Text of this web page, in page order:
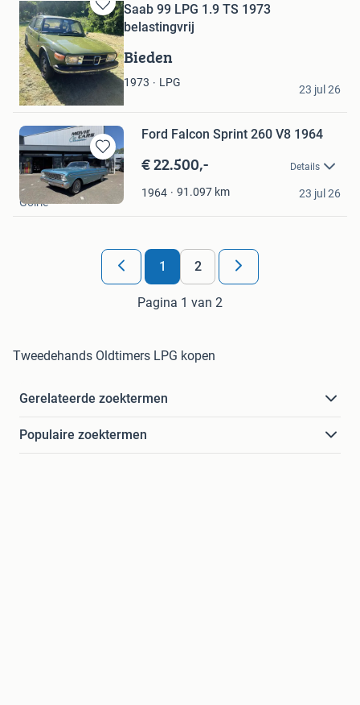
Bewaren
in
Mijn
Favorieten
Saab 99 LPG 1.9 TS 1973
belastingvrij
Bieden
1973 LPG
Ronny
Klijndijk
23 jul 26
Bewaren
in
Mijn
Favorieten
Ford Falcon Sprint 260 V8 1964
€ 22.500,- Details
1964 91.097 km
Movie Cars
Goirle
23 jul 26
1 2
Pagina 1 van 2
Tweedehands Oldtimers LPG kopen
Gerelateerde zoektermen
Populaire zoektermen